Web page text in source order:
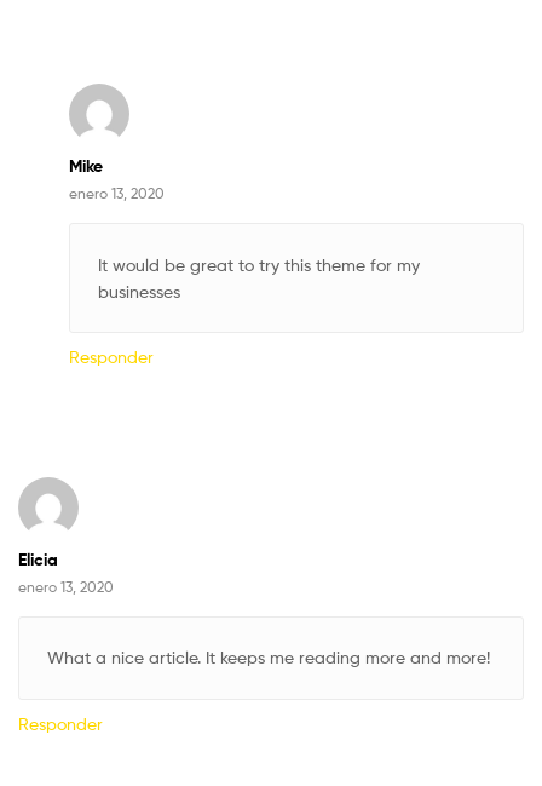
Mike
enero 13, 2020
It would be great to try this theme for my
businesses
Responder
Elicia
enero 13, 2020
What a nice article. It keeps me reading more and more!
Responder